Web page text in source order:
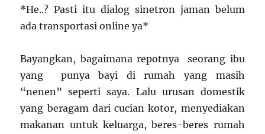
*He..? Pasti itu dialog sinetron jaman belum
ada transportasi online ya*
Bayangkan, bagaimana repotnya seorang ibu
yang punya bayi di rumah yang masih
“nenen” seperti saya. Lalu urusan domestik
yang beragam dari cucian kotor, menyediakan
makanan untuk keluarga, beres-beres rumah